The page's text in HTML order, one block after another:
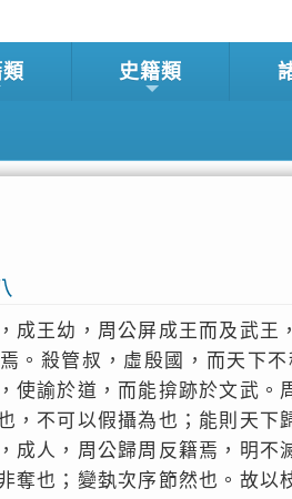
史籍類
成王幼，周公屏成王而及武
。殺管叔，虛殷國，而天下
使諭於道，而能揜跡於文武
，不可以假攝為也；能則天
成人，周公歸周反籍焉，明
奪也；變埶次序節然也。故